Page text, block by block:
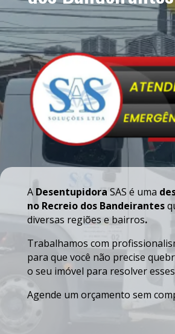
A Desentupidora SAS é uma
no Recreio dos Bandeirantes
diversas regiões e bairros.
Trabalhamos com
para que você não precise
o seu imóvel para resolver
Agende um orçamento sem